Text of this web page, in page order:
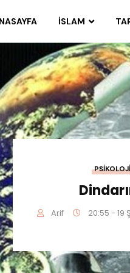
İSLAM
Arif 20:55 - 19